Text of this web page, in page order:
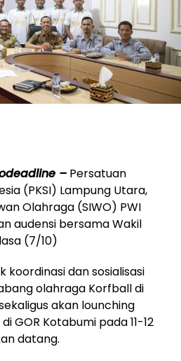
– Persatuan
(PKSI) Lampung Utara,
Olahraga (SIWO) PWI
audensi bersama Wakil
(7/10)
koordinasi dan sosialisasi
olahraga Korfball di
akan lounching
GOR Kotabumi pada 11-12
datang.